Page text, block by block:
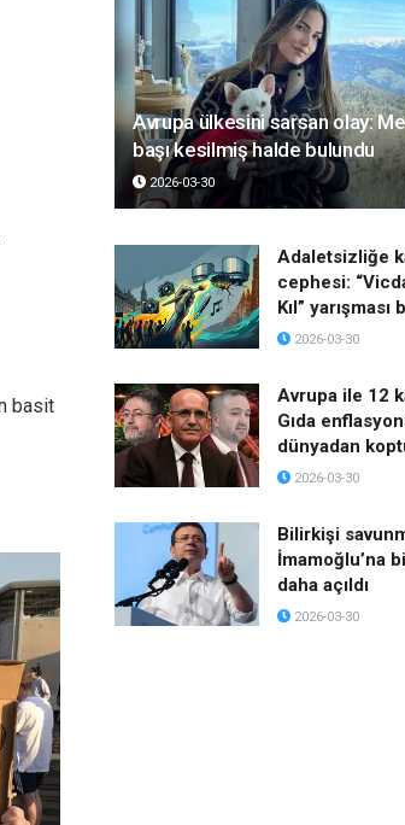
basit
Avrupa ülkesini sarsan olay:
başı kesilmiş halde bulundu
2026-03-30
Adaletsizliğe
cephesi:
Kıl” yarışması
2026-03-30
Avrupa ile 12
Gıda
dünyadan
2026-03-30
Bilirkişi
İmamoğlu’na
daha açıldı
2026-03-30